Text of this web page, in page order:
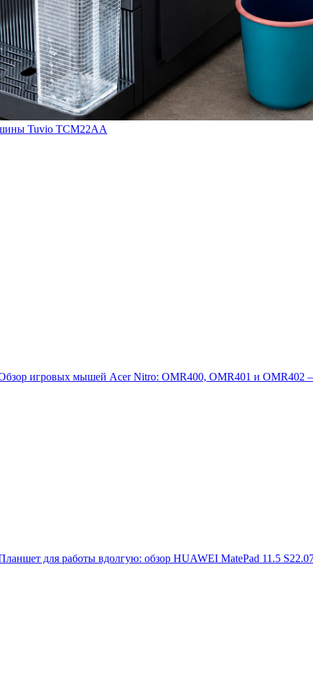
Tuvio TCM22AA
игровых мышей Acer Nitro: OMR400, OMR401 и OMR402
для работы вдолгую: обзор HUAWEI MatePad 11.5 S